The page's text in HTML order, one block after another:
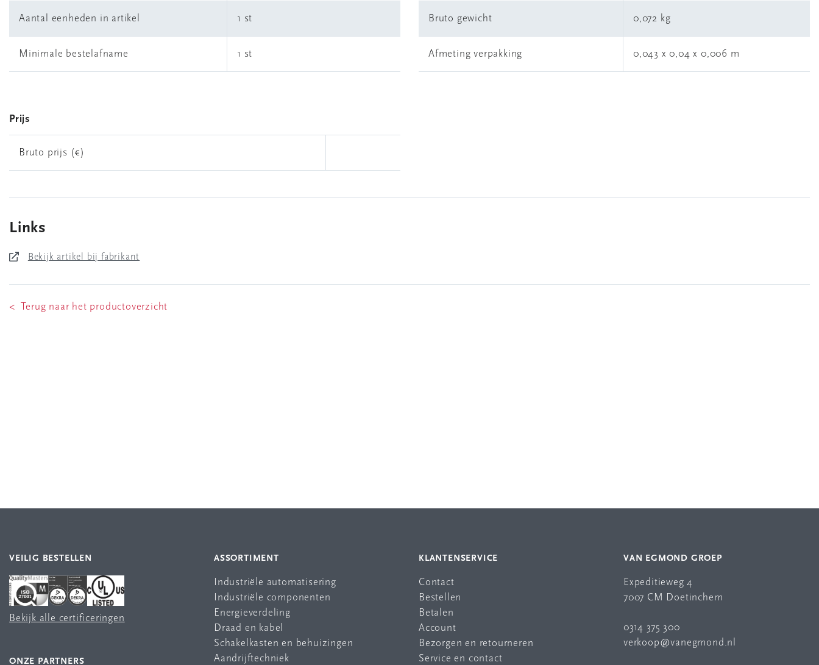
Aantal eenheden in artikel 1 st
Minimale bestelafname 1 st
Bruto gewicht 0,072 kg
Afmeting verpakking 0,043 x 0,04 x 0,006 m
Prijs
Bruto prijs (€)
Links
Bekijk artikel bij fabrikant
< Terug naar het productoverzicht
VEILIG BESTELLEN
Bekijk alle certificeringen
ONZE PARTNERS
ASSORTIMENT
Industriële automatisering
Industriële componenten
Energieverdeling
Draad en kabel
Schakelkasten en behuizingen
Aandrijftechniek
KLANTENSERVICE
Contact
Bestellen
Betalen
Account
Bezorgen en retourneren
Service en contact
VAN EGMOND GROEP
Expeditieweg 4
7007 CM Doetinchem
0314 375 300
verkoop@vanegmond.nl